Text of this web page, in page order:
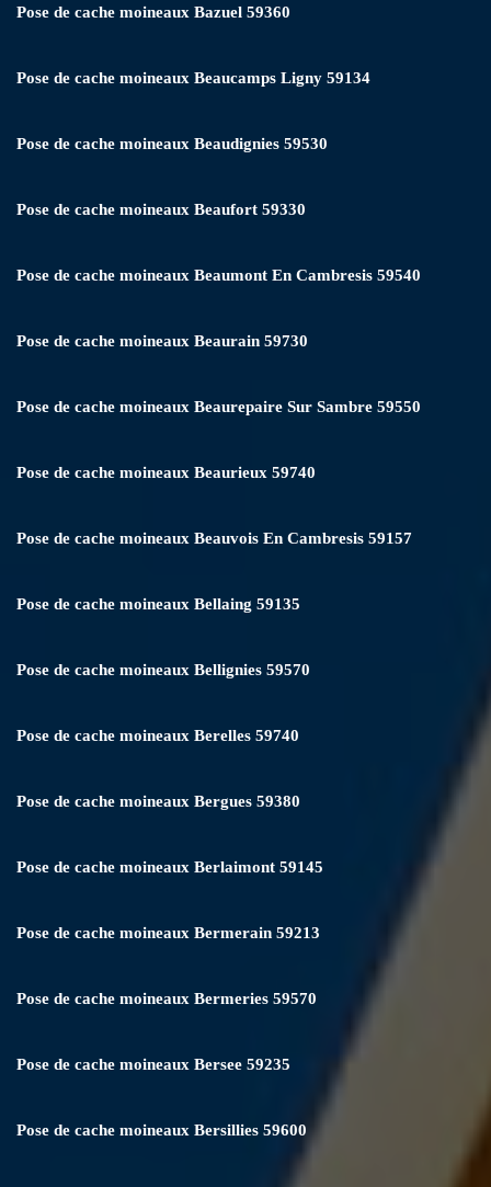
Pose de cache moineaux Bazuel 59360
Pose de cache moineaux Beaucamps Ligny 59134
Pose de cache moineaux Beaudignies 59530
Pose de cache moineaux Beaufort 59330
Pose de cache moineaux Beaumont En Cambresis 59540
Pose de cache moineaux Beaurain 59730
Pose de cache moineaux Beaurepaire Sur Sambre 59550
Pose de cache moineaux Beaurieux 59740
Pose de cache moineaux Beauvois En Cambresis 59157
Pose de cache moineaux Bellaing 59135
Pose de cache moineaux Bellignies 59570
Pose de cache moineaux Berelles 59740
Pose de cache moineaux Bergues 59380
Pose de cache moineaux Berlaimont 59145
Pose de cache moineaux Bermerain 59213
Pose de cache moineaux Bermeries 59570
Pose de cache moineaux Bersee 59235
Pose de cache moineaux Bersillies 59600